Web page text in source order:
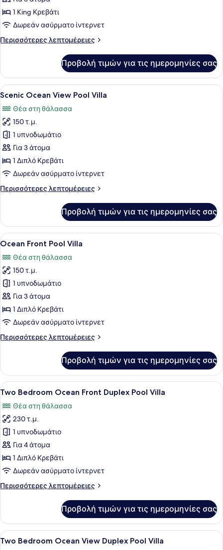
Θέα
στον
κήπο,
με
πισίνα
(Tropical)
1 King Κρεβάτι
Δωρεάν ασύρματο ίντερνετ
Περισσότερες λεπτομέρειες
Περισσότερες
Θέα
στον
κήπο,
πρόσβαση
σε
πισίνα
(Tropical)
Προβολή τιμών για τις ημερομηνίες σας
Προβολή
όλων
των
φωτογραφιών
για
Scenic
Ocean
View
Villa
Ένα υπνοδωμάτιο με ένα μεγάλο
13
Scenic Ocean View Pool Villa
Θέα στη θάλασσα
150 τ.μ.
1 υπνοδωμάτιο
Για 3 άτομα
1 Διπλό Κρεβάτι
Δωρεάν ασύρματο ίντερνετ
Περισσότερες λεπτομέρειες
Περισσότερες
Ocean
View
Pool
Προβολή τιμών για τις ημερομηνίες σας
Προβολή
όλων
των
φωτογραφιών
για
Ocean
Front
Pool
Μια σύγχρονη πισίνα
12
Ocean Front Pool Villa
Θέα στη θάλασσα
150 τ.μ.
1 υπνοδωμάτιο
Για 3 άτομα
1 Διπλό Κρεβάτι
Δωρεάν ασύρματο ίντερνετ
Περισσότερες λεπτομέρειες
Περισσότερες
Front
Pool
Villa
Προβολή τιμών για τις ημερομηνίες σας
Προβολή
όλων
των
φωτογραφιών
για
Two
Bedroom
Ocean
Duplex
Μια σύγχρονη βίλα με πισίνα,
14
Two Bedroom Ocean Front Duplex Pool Villa
Θέα στη θάλασσα
230 τ.μ.
1 υπνοδωμάτιο
Για 4 άτομα
1 Διπλό Κρεβάτι
Δωρεάν ασύρματο ίντερνετ
Περισσότερες λεπτομέρειες
Περισσότερες
Bedroom
Ocean
Front
Προβολή τιμών για τις ημερομηνίες σας
Προβολή
όλων
Ένα υπνοδωμάτιο με ένα κρεβάτι
8
Two Bedroom Ocean View Duplex Pool Villa